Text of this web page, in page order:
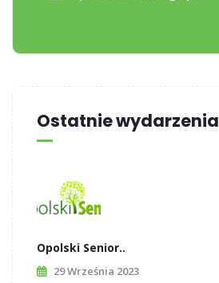
Ostatnie wydarzenia
Opolski Senior..
29 Września 2023